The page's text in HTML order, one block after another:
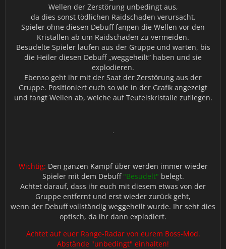
Wellen der Zerstörung unbedingt aus,
da dies sonst tödlichen Raidschaden verursacht.
Spieler ohne diesen Debuff fangen die Wellen vor den
Kristallen ab um Raidschaden zu vermeiden.
Besudelte Spieler laufen aus der Gruppe und warten, bis
die Heiler diesen Debuff „weggeheilt“ haben und sie
explodieren.
Ebenso geht ihr mit der Saat der Zerstörung aus der
Gruppe. Positioniert euch so wie in der Grafik angezeigt
und fangt Wellen ab, welche auf Teufelskristalle zufliegen.
Wichtig: Den ganzen Kampf über werden immer wieder
Spieler mit dem Debuff "Besudelt" belegt.
Achtet darauf, dass ihr euch mit diesem etwas von der
Gruppe entfernt und erst wieder zurück geht,
wenn der Debuff vollständig weggeheilt wurde. Ihr seht dies
optisch, da ihr dann explodiert.
Achtet auf euer Range-Radar von eurem Boss-Mod.
Abstände "unbedingt" einhalten!